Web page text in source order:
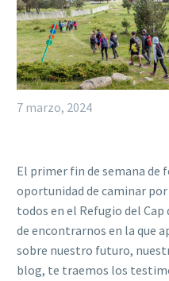
7 marzo, 2024
El primer fin de semana de
oportunidad de caminar
todos en el Refugio del
de encontrarnos en la que
sobre nuestro futuro,
blog, te traemos los